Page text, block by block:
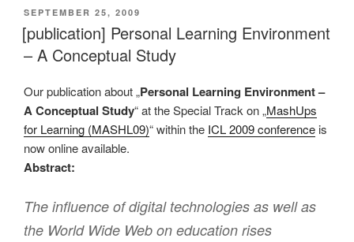
VERÖFFENTLICHT
AM
SEPTEMBER 25, 2009
[publication] Personal Learning Environment
– A Conceptual Study
Our publication about „Personal Learning Environment –
A Conceptual Study“ at the Special Track on „MashUps
for Learning (MASHL09)“ within the ICL 2009 conference is
now online available.
Abstract:
The influence of digital technologies as well as
the World Wide Web on education rises